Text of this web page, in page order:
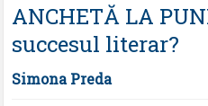
ANCHETĂ LA
succesul literar?
Simona Preda